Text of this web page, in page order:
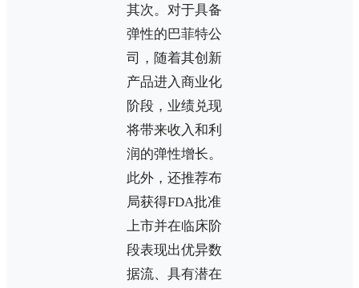
其次。对于具备
弹性的巴菲特公
司，随着其创新
产品进入商业化
阶段，业绩兑现
将带来收入和利
润的弹性增长。
此外，还推荐布
局获得FDA批准
上市并在临床阶
段表现出优异数
据流、具有潜在